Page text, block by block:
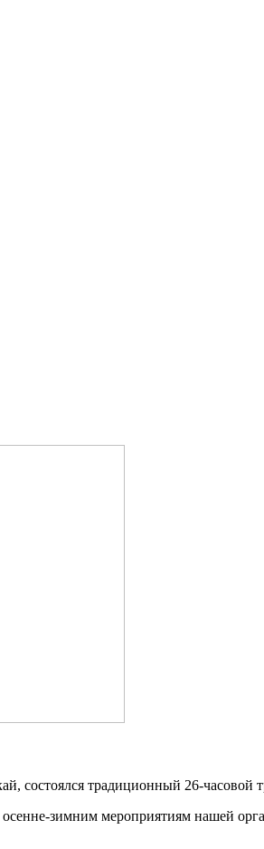
состоялся традиционный 26-часовой
зимним мероприятиям нашей